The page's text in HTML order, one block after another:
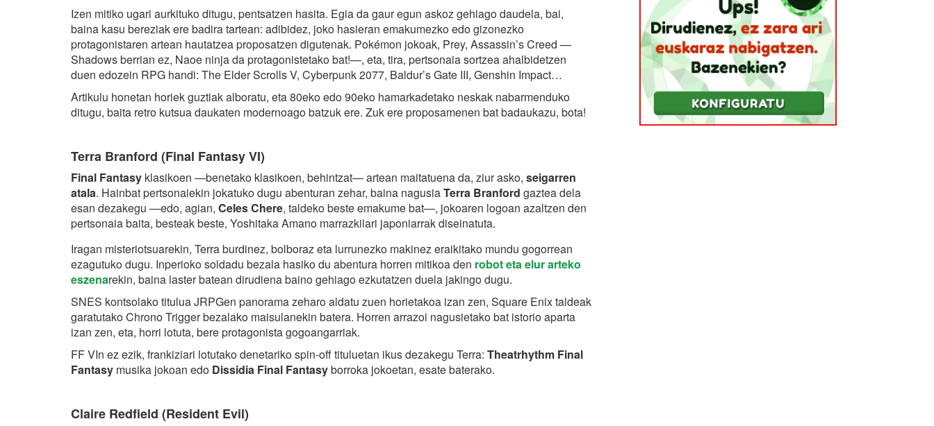
Izen mitiko ugari aurkituko ditugu, pentsatzen hasita. Egia da gaur egun askoz gehiago daudela, bai,
baina kasu bereziak ere badira tartean: adibidez, joko hasieran emakumezko edo gizonezko
protagonistaren artean hautatzea proposatzen digutenak. Pokémon jokoak, Prey, Assassin’s Creed —
Shadows berrian ez, Naoe ninja da protagonistetako bat!—, eta, tira, pertsonaia sortzea ahalbidetzen
duen edozein RPG handi: The Elder Scrolls V, Cyberpunk 2077, Baldur’s Gate III, Genshin Impact…
Artikulu honetan horiek guztiak alboratu, eta 80eko edo 90eko hamarkadetako neskak nabarmenduko
ditugu, baita retro kutsua daukaten modernoago batzuk ere. Zuk ere proposamenen bat badaukazu, bota!
Terra Branford (Final Fantasy VI)
Final Fantasy klasikoen —benetako klasikoen, behintzat— artean maitatuena da, ziur asko, seigarren
atala. Hainbat pertsonaiekin jokatuko dugu abenturan zehar, baina nagusiaTerra Branford gaztea dela
esan dezakegu —edo, agian, Celes Chere, taldeko beste emakume bat—, jokoaren logoan azaltzen den
pertsonaia baita, besteak beste, Yoshitaka Amano marrazkilari japoniarrak diseinatuta.
Iragan misteriotsuarekin, Terra burdinez, bolboraz eta lurrunezko makinez eraikitako mundu gogorrean
ezagutuko dugu. Inperioko soldadu bezala hasiko du abentura horren mitikoa den robot eta elur arteko
eszenarekin, baina laster batean dirudiena baino gehiago ezkutatzen duela jakingo dugu.
SNES kontsolako titulua JRPGen panorama zeharo aldatu zuen horietakoa izan zen, Square Enix taldeak
garatutako Chrono Trigger bezalako maisulanekin batera. Horren arrazoi nagusietako bat istorio aparta
izan zen, eta, horri lotuta, bere protagonista gogoangarriak.
FF VIn ez ezik, frankiziari lotutako denetariko spin-off tituluetan ikus dezakegu Terra: Theatrhythm Final
Fantasy musika jokoan edo Dissidia Final Fantasyborroka jokoetan, esate baterako.
Claire Redfield (Resident Evil)